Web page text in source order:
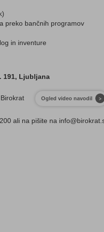
preko bančnih programov
in inventure
191, Ljubljana
Ogled video navodil
ali na pišite na